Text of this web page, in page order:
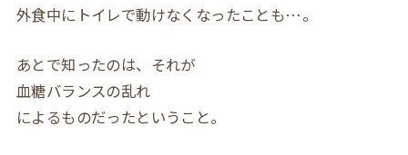
外食中にトイレで動けなくなったことも…。
あとで知ったのは、それが
血糖バランスの乱れ
によるものだったということ。